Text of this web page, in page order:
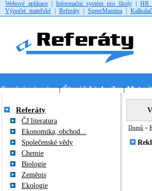
Webové aplikace Informační systém pro školy HR
Výpočet mateřské
Referáty SuperMamina
Seminární práce|Čtenářské deníky|
Referáty
ČJ literatura
Ekonomika, obchod...
Společenské vědy
Chemie
Biologie
Zeměpis
Ekologie
Domů »